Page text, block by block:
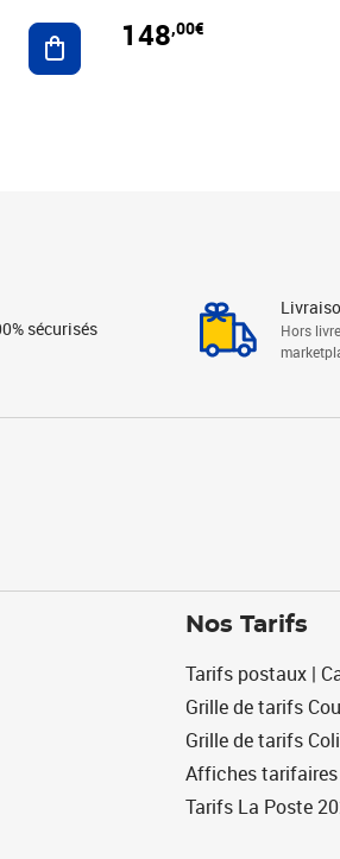
Ajouter au panier
148,00€
sécurisés
Hors
Nos Tarifs
Tarifs postaux |
Grille de tarifs
Grille de tarifs
Affiches
Tarifs La Poste